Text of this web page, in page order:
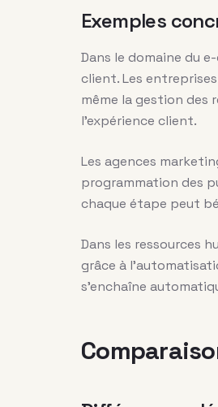
Exemples
Dans le domaine du
client. Les
même la gestion des
l’expérience client.
Les agences
programmation des
chaque étape peut
Dans les ressources
grâce à
s’enchaîne